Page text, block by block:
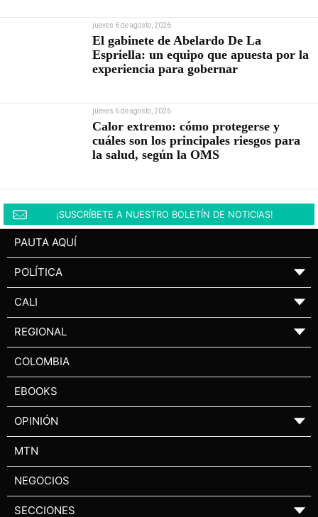
jueves 6 de agosto, 2026
El gabinete de Abelardo De La
Espriella: un equipo que apuesta por la
experiencia para gobernar
jueves 6 de agosto, 2026
Calor extremo: cómo protegerse y
cuáles son los principales riesgos para
la salud, según la OMS
¡SUSCRÍBETE A NUESTRO BOLETÍN DE NOTICIAS!
PAUTA AQUÍ
POLÍTICA ▼
CALI ▼
REGIONAL ▼
COLOMBIA
EBOOKS
OPINIÓN ▼
MTN
NEGOCIOS
SECCIONES ▼